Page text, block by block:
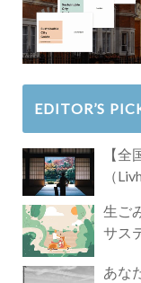
EDITOR’S
【
（
生ご
サス
あなたは